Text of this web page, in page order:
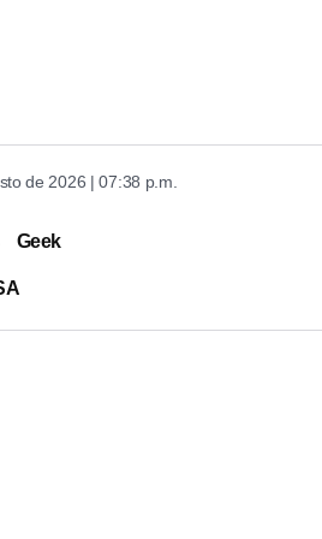
de 2026 | 07:38 p.m.
Geek